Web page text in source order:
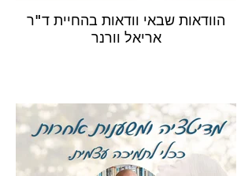
הוודאות שבאי וודאות בהחיית ד"ר
אריאל וורנר